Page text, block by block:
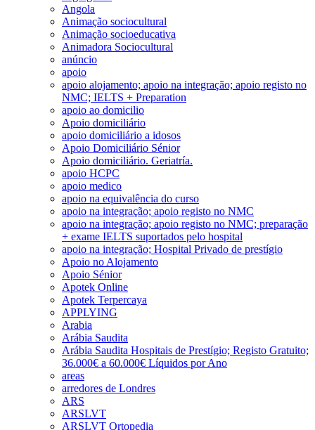
Angola
Animação sociocultural
Animação socioeducativa
Animadora Sociocultural
anúncio
apoio
apoio alojamento; apoio na integração; apoio registo no
NMC; IELTS + Preparation
apoio ao domicilio
Apoio domiciliário
apoio domiciliário a idosos
Apoio Domiciliário Sénior
Apoio domiciliário. Geriatría.
apoio HCPC
apoio medico
apoio na equivalência do curso
apoio na integração; apoio registo no NMC
apoio na integração; apoio registo no NMC; preparação
+ exame IELTS suportados pelo hospital
apoio na integração; Hospital Privado de prestígio
Apoio no Alojamento
Apoio Sénior
Apotek Online
Apotek Terpercaya
APPLYING
Arabia
Arábia Saudita
Arábia Saudita Hospitais de Prestígio; Registo Gratuito;
36.000€ a 60.000€ Líquidos por Ano
areas
arredores de Londres
ARS
ARSLVT
ARSLVT Ortopedia